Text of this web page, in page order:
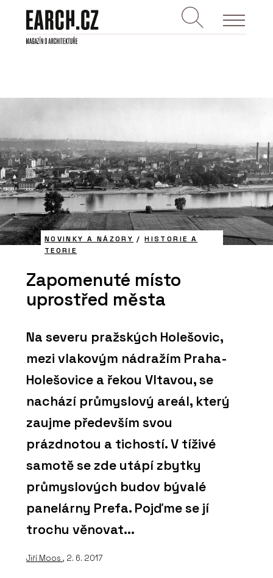
NOVINKY A NÁZORY /HISTORIE A
TEORIE
Zapomenuté místo
uprostřed města
Na severu pražských Holešovic,
mezi vlakovým nádražím Praha-
Holešovice a řekou Vltavou, se
nachází průmyslový areál, který
zaujme především svou
prázdnotou a tichostí. V tíživé
samotě se zde utápí zbytky
průmyslových budov bývalé
panelárny Prefa. Pojďme se jí
trochu věnovat...
Jiří Moos , 2. 6. 2017